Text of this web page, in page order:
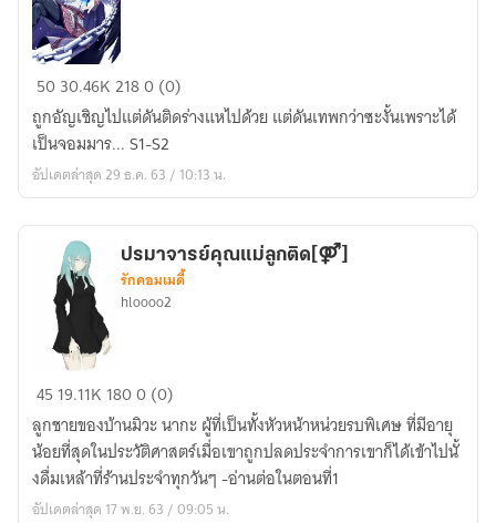
เทพ
เพราะ
มี
โชค
หมื่นS1-
5030.46K2180 (0)
ถูกอัญเชิญไปแต่ดันติดร่างแหไปด้วย แต่ดันเทพกว่าซะงั้นเพราะได้
เป็นจอมมาร... S1-S2
อัปเดตล่าสุด 29 ธ.ค. 63 / 10:13 น.
ปรมาจารย์
แม่
ลูก
ติด[⚤]
ปรมาจารย์คุณแม่ลูกติด[⚤]
รักคอมเมดี้
hloooo2
45 19.11K 1800 (0)
ลูกชายของบ้านมิวะ นากะ ผู้ที่เป็นทั้งหัวหน้าหน่วยรบพิเศษ ที่มีอายุ
น้อยที่สุดในประวัติศาสตร์เมื่อเขาถูกปลดประจำการเขาก็ได้เข้าไปนั้
งดื่มเหล้าที่ร้านประจำทุกวันๆ -อ่านต่อในตอนที่1
อัปเดตล่าสุด 17 พ.ย. 63 / 09:05 น.